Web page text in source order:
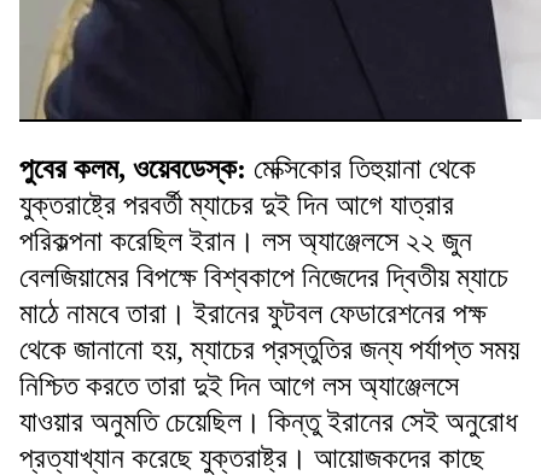
পুবের কলম, ওয়েবডেস্ক: মেক্সিকোর তিহুয়ানা থেকে
যুক্তরাষ্ট্রে পরবর্তী ম্যাচের দুই দিন আগে যাত্রার
পরিকল্পনা করেছিল ইরান। লস অ্যাঞ্জেলসে ২২ জুন
বেলজিয়ামের বিপক্ষে বিশ্বকাপে নিজেদের দ্বিতীয় ম্যাচে
মাঠে নামবে তারা। ইরানের ফুটবল ফেডারেশনের পক্ষ
থেকে জানানো হয়, ম্যাচের প্রস্তুতির জন্য পর্যাপ্ত সময়
নিশ্চিত করতে তারা দুই দিন আগে লস অ্যাঞ্জেলসে
যাওয়ার অনুমতি চেয়েছিল। কিন্তু ইরানের সেই অনুরোধ
প্রত্যাখ্যান করেছে যুক্তরাষ্ট্র। আয়োজকদের কাছে